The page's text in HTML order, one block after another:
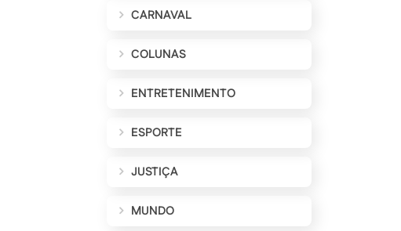
CARNAVAL
COLUNAS
ENTRETENIMENTO
ESPORTE
JUSTIÇA
MUNDO